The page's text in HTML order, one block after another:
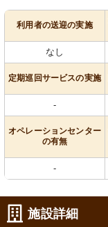
利用者の送迎の実施
なし
定期巡回サービスの実施
-
オペレーションセンター
の有無
-
施設詳細